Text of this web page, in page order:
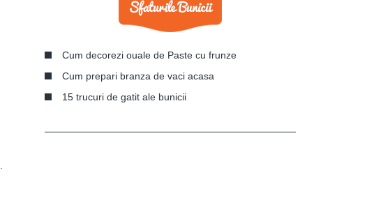
Cum decorezi ouale de Paste cu frunze
Cum prepari branza de vaci acasa
15 trucuri de gatit ale bunicii